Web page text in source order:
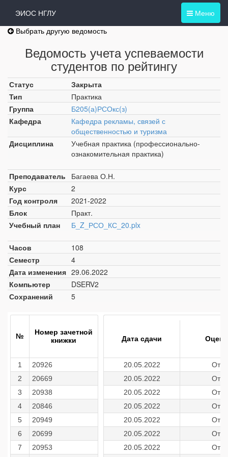
Меню
ЭИОС НГЛУ
Выбрать другую ведомость
Ведомость учета успеваемости
студентов по рейтингу
Статус
Закрыта
Тип
Практика
Группа
Б205(а)РСОкс(з)
Кафедра
Кафедра рекламы, связей с
общественностью и туризма
Дисциплина
Учебная практика (профессионально-
ознакомительная практика)
Преподаватель
Багаева О.Н.
Курс
2
Год контроля
2021-2022
Блок
Практ.
Учебный план
Б_Z_РСО_КС_20.plx
Часов
108
Семестр
4
Дата изменения 29.06.2022
Компьютер
DSERV2
Сохранений
5
№
Номер зачетной
книжки
1
20926
2
20669
3
20938
4
20846
5
20949
6
20699
7
20953
Дата сдачи
20.05.2022
Отл
20.05.2022
Отл
20.05.2022
Отл
20.05.2022
Отл
20.05.2022
Отл
20.05.2022
Отл
20.05.2022
Отл